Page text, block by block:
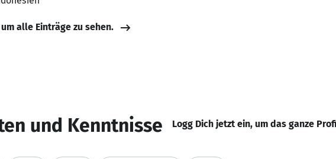
alle Einträge zu sehen.
und Kenntnisse Logg Dich jetzt ein, um das ganze